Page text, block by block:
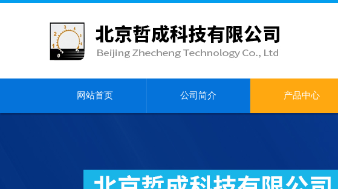
网站首页 公司简介 产品中心